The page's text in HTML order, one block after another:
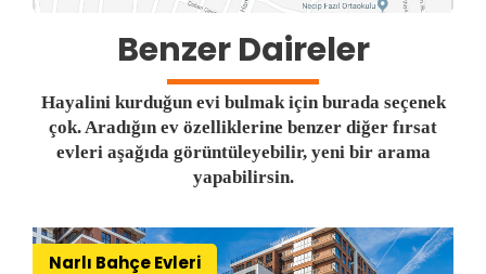
Benzer Daireler
Hayalini kurduğun evi bulmak için burada seçenek
çok. Aradığın ev özelliklerine benzer diğer fırsat
evleri aşağıda görüntüleyebilir, yeni bir arama
yapabilirsin.
Narlı Bahçe Evleri